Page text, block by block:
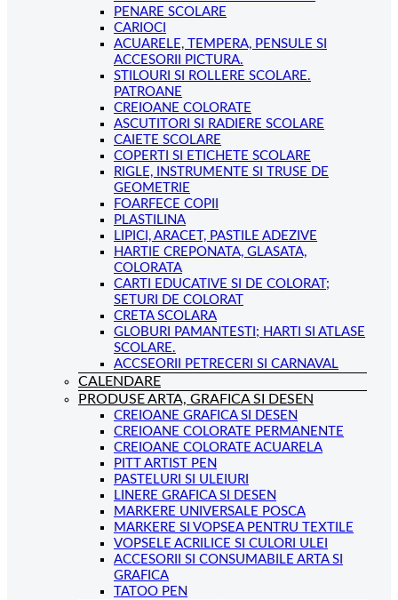
PENARE SCOLARE
CARIOCI
ACUARELE, TEMPERA, PENSULE SI
ACCESORII PICTURA.
STILOURI SI ROLLERE SCOLARE.
PATROANE
CREIOANE COLORATE
ASCUTITORI SI RADIERE SCOLARE
CAIETE SCOLARE
COPERTI SI ETICHETE SCOLARE
RIGLE, INSTRUMENTE SI TRUSE DE
GEOMETRIE
FOARFECE COPII
PLASTILINA
LIPICI, ARACET, PASTILE ADEZIVE
HARTIE CREPONATA, GLASATA,
COLORATA
CARTI EDUCATIVE SI DE COLORAT;
SETURI DE COLORAT
CRETA SCOLARA
GLOBURI PAMANTESTI; HARTI SI ATLASE
SCOLARE.
ACCSEORII PETRECERI SI CARNAVAL
CALENDARE
PRODUSE ARTA, GRAFICA SI DESEN
CREIOANE GRAFICA SI DESEN
CREIOANE COLORATE PERMANENTE
CREIOANE COLORATE ACUARELA
PITT ARTIST PEN
PASTELURI SI ULEIURI
LINERE GRAFICA SI DESEN
MARKERE UNIVERSALE POSCA
MARKERE SI VOPSEA PENTRU TEXTILE
VOPSELE ACRILICE SI CULORI ULEI
ACCESORII SI CONSUMABILE ARTA SI
GRAFICA
TATOO PEN